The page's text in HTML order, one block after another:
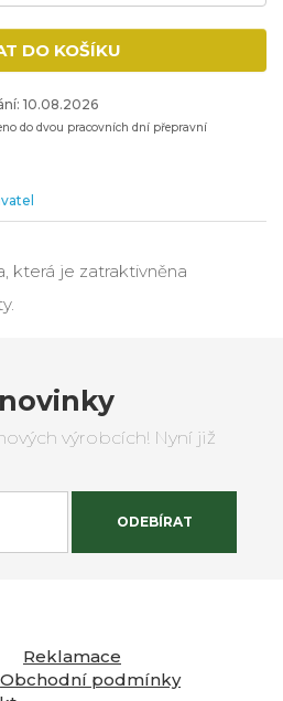
DO KOŠÍKU
10.08.2026
do dvou pracovních dní přepravní
která je zatraktivněna
výrobcích! Nyní již
ODEBÍRAT
Reklamace
Obchodní podmínky